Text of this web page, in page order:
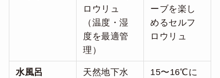
ロウリュ
（温度・湿
度を最適管
理）
ーブを楽し
めるセルフ
ロウリュ
水風呂
天然地下水
15〜16℃に